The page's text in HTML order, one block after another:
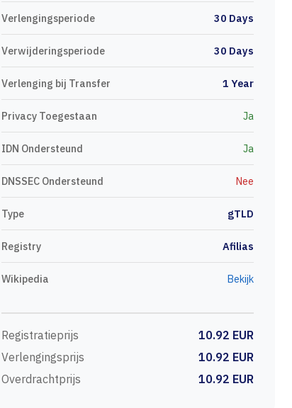
Verlengingsperiode 30 Days
Verwijderingsperiode 30 Days
Verlenging bij Transfer 1 Year
Privacy Toegestaan Ja
IDN Ondersteund Ja
DNSSEC Ondersteund Nee
Type gTLD
Registry Afilias
Wikipedia Bekijk
Registratieprijs
10.92 EUR
Verlengingsprijs
10.92 EUR
Overdrachtprijs
10.92 EUR